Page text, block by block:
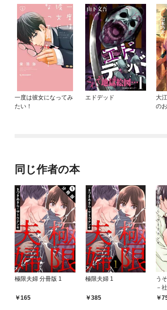
一度は彼女になってみ
たい！
エドデッド
大
の
同じ作者の本
極限夫婦 分冊版 1
165
極限夫婦 1
385
う
－
た